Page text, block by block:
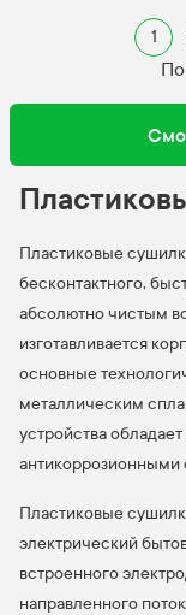
1
Пластиковые
бесконтактного,
абсолютно чистым
изготавливается
основные
металлическим
устройства
антикоррозионными
Пластиковые
электрический
встроенного
направленного